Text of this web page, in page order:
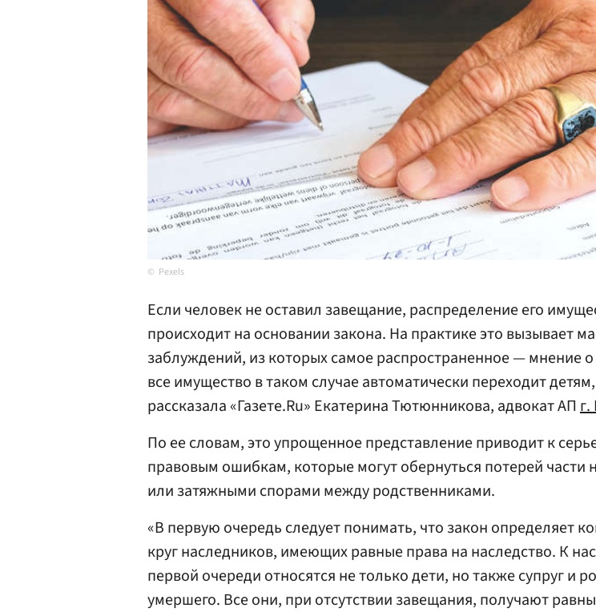
Pexels
Если человек не оставил завещание, распределение его
происходит на основании закона. На практике это вызывает
заблуждений, из которых самое распространенное — мнение
все имущество в таком случае автоматически переходит детям,
рассказала «Газете.Ru» Екатерина Тютюнникова, адвокат АП
По ее словам, это упрощенное представление приводит к
правовым ошибкам, которые могут обернуться потерей части
или затяжными спорами между родственниками.
«В первую очередь следует понимать, что закон определяет
круг наследников, имеющих равные права на наследство. К
первой очереди относятся не только дети, но также супруг и
умершего. Все они, при отсутствии завещания, получают